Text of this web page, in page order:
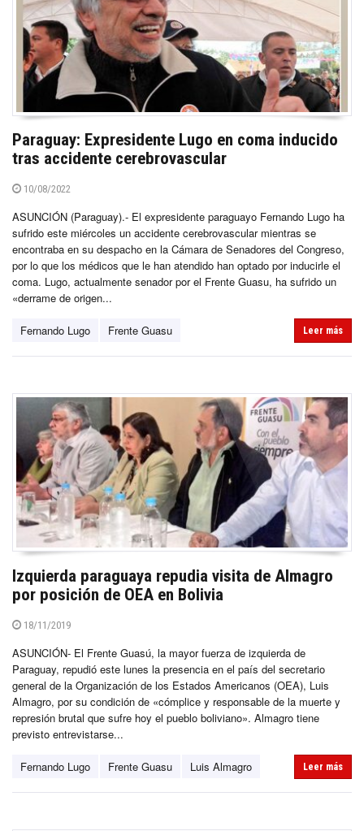
Paraguay: Expresidente Lugo en coma inducido
tras accidente cerebrovascular
10/08/2022
ASUNCIÓN (Paraguay).- El expresidente paraguayo Fernando Lugo ha
sufrido este miércoles un accidente cerebrovascular mientras se
encontraba en su despacho en la Cámara de Senadores del Congreso,
por lo que los médicos que le han atendido han optado por inducirle el
coma. Lugo, actualmente senador por el Frente Guasu, ha sufrido un
«derrame de origen...
Fernando Lugo Frente Guasu Leer más
Izquierda paraguaya repudia visita de Almagro
por posición de OEA en Bolivia
18/11/2019
ASUNCIÓN- El Frente Guasú, la mayor fuerza de izquierda de
Paraguay, repudió este lunes la presencia en el país del secretario
general de la Organización de los Estados Americanos (OEA), Luis
Almagro, por su condición de «cómplice y responsable de la muerte y
represión brutal que sufre hoy el pueblo boliviano». Almagro tiene
previsto entrevistarse...
Fernando Lugo Frente Guasu Luis Almagro Leer más